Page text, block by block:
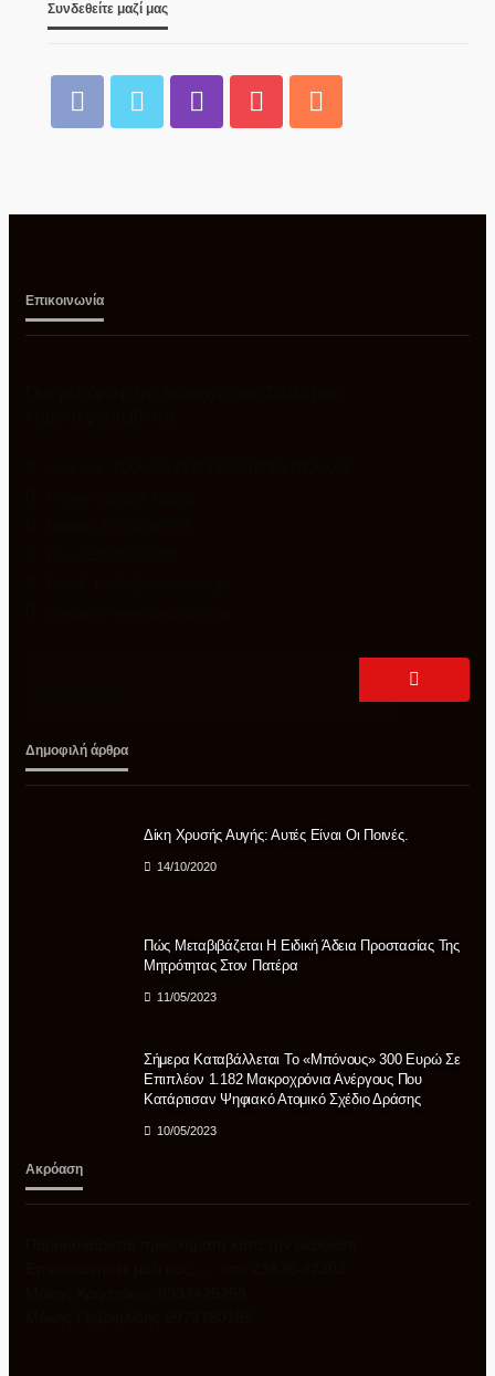
Συνδεθείτε μαζί μας
Επικοινωνία
Δημοφιλή άρθρα
Δίκη Χρυσής Αυγής: Αυτές Είναι Οι Ποινές.
14/10/2020
Πώς Μεταβιβάζεται Η Ειδική Άδεια Προστασίας Της
Μητρότητας Στον Πατέρα
11/05/2023
Σήμερα Καταβάλλεται Το «μπόνους» 300 Ευρώ Σε
Επιπλέον 1.182 Μακροχρόνια Ανέργους Που
Κατάρτισαν Ψηφιακό Ατομικό Σχέδιο Δράσης
10/05/2023
Ακρόαση